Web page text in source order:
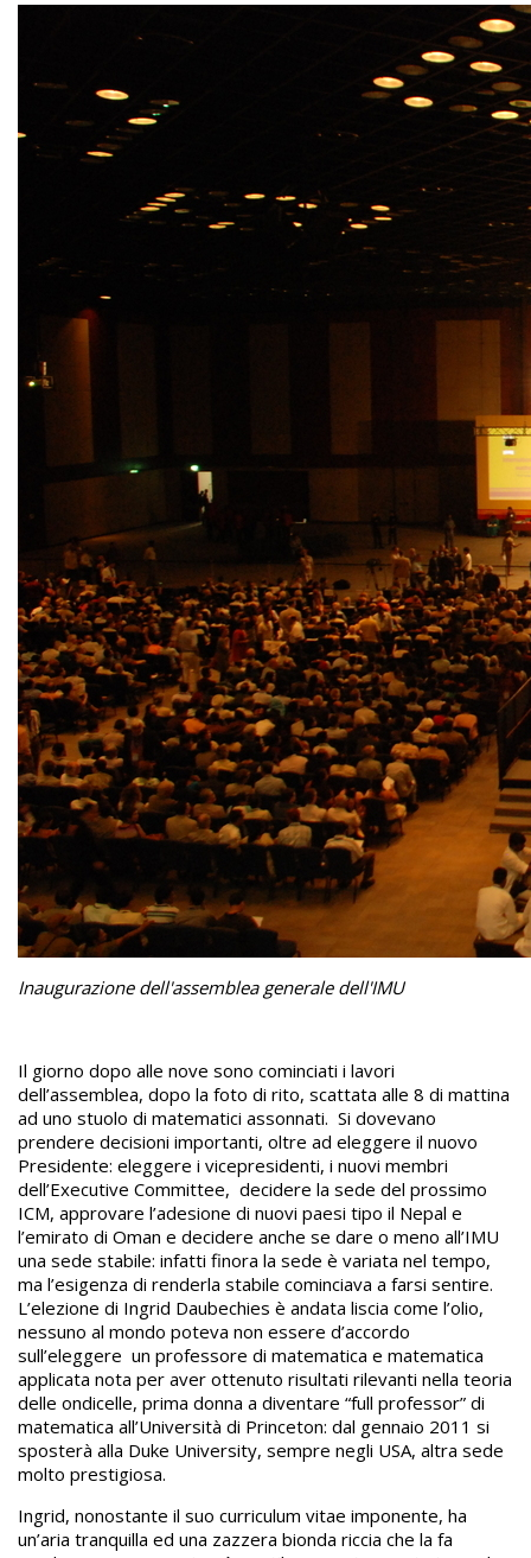
Inaugurazione dell'assemblea generale dell'IMU
Il giorno dopo alle nove sono cominciati i lavori
dell’assemblea, dopo la foto di rito, scattata alle 8 di mattina
ad uno stuolo di matematici assonnati. Si dovevano
prendere decisioni importanti, oltre ad eleggere il nuovo
Presidente: eleggere i vicepresidenti, i nuovi membri
dell’Executive Committee, decidere la sede del prossimo
ICM, approvare l’adesione di nuovi paesi tipo il Nepal e
l’emirato di Oman e decidere anche se dare o meno all’IMU
una sede stabile: infatti finora la sede è variata nel tempo,
ma l’esigenza di renderla stabile cominciava a farsi sentire.
L’elezione di Ingrid Daubechies è andata liscia come l’olio,
nessuno al mondo poteva non essere d’accordo
sull’eleggere un professore di matematica e matematica
applicata nota per aver ottenuto risultati rilevanti nella teoria
delle ondicelle, prima donna a diventare “full professor” di
matematica all’Università di Princeton: dal gennaio 2011 si
sposterà alla Duke University, sempre negli USA, altra sede
molto prestigiosa.
Ingrid, nonostante il suo curriculum vitae imponente, ha
un’aria tranquilla ed una zazzera bionda riccia che la fa